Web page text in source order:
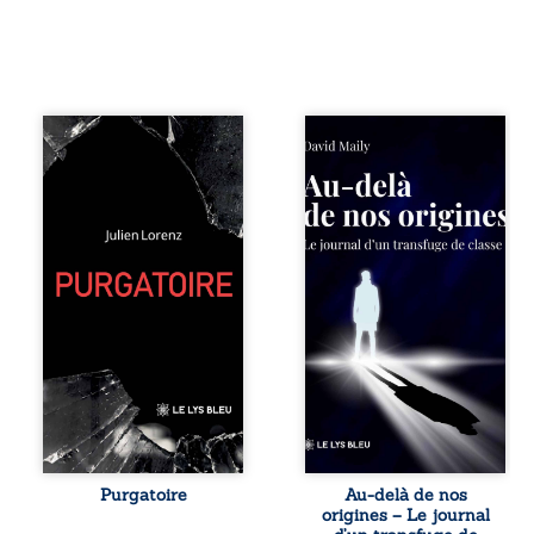
Vingt années
d’écriture, de
blessures,
d’émotions et de
pensées se
rencontrent dans
profondément
intime. Entre
poèmes bruts,
pamphlets et
réflexions
philosophiques,
chaque texte
ouvre une porte
sur l’existence. Ici,
nul ordre imposé :
Purgatoire
Né dans un milieu
populaire où la
violence et les
fractures
familiales tenaient
lieu de destin,
rupture. Très tôt,
l’école et les livres
deviennent ses
armes de survie, le
moteur d’une
lente ascension
sociale. S’arracher
à ses racines
exige pourtant un
prix invisible. Pris
entre deux
mondes, l’homme
réalise que les
Au-delà de nos
origines – Le journal